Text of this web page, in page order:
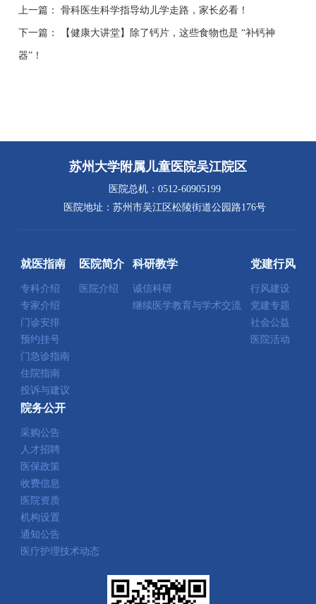
上一篇： 骨科医生科学指导幼儿学走路，家长必看！
下一篇： 【健康大讲堂】除了钙片，这些食物也是 “补钙神
器”！
苏州大学附属儿童医院吴江院区
医院总机：0512-60905199
医院地址：苏州市吴江区松陵街道公园路176号
就医指南
专科介绍
专家介绍
门诊安排
预约挂号
门急诊指南
住院指南
投诉与建议
医院简介
医院介绍
科研教学
诚信科研
继续医学教育与学术交流
党建行风
行风建设
党建专题
社会公益
医院活动
院务公开
采购公告
人才招聘
医保政策
收费信息
医院资质
机构设置
通知公告
医疗护理技术动态